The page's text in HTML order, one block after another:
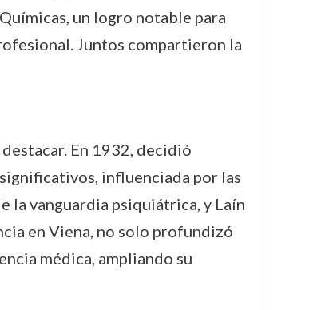
un logro notable para
Juntos compartieron la
En 1932, decidió
influenciada por las
la vanguardia psiquiátrica, y Laín
en Viena, no solo profundizó
médica, ampliando su